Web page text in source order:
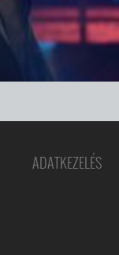
ADATKEZELÉS